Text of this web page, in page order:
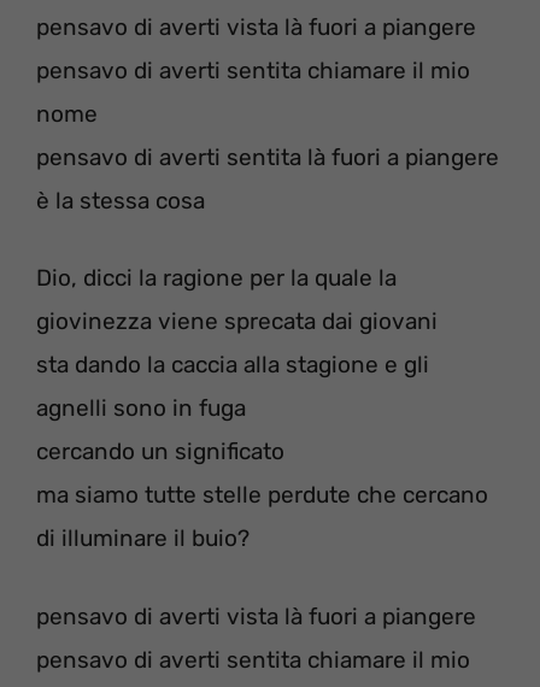
pensavo di averti vista là fuori a piangere
pensavo di averti sentita chiamare il mio
nome
pensavo di averti sentita là fuori a piangere
è la stessa cosa
Dio, dicci la ragione per la quale la
giovinezza viene sprecata dai giovani
sta dando la caccia alla stagione e gli
agnelli sono in fuga
cercando un significato
ma siamo tutte stelle perdute che cercano
di illuminare il buio?
pensavo di averti vista là fuori a piangere
pensavo di averti sentita chiamare il mio